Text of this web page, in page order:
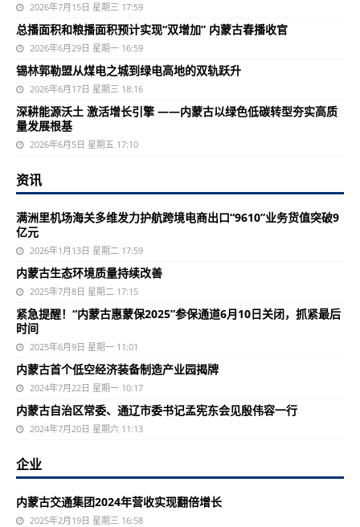
2026年7月15日 星期三 17:59
总播面积和粮播面积预计实现“双增加” 内蒙古春播收官
2026年6月29日 星期一 16:59
锡林郭勒盟从煤电之城到绿电高地的双轨跃升
2026年6月17日 星期三 18:16
深耕能源沃土 激活增长引擎 ——内蒙古以绿色低碳转型夯实高质
量发展根基
2026年6月5日 星期五 17:10
资讯
满洲里机场海关多维发力护航跨境电商出口“9610”业务货值突破9
亿元
2026年1月13日 星期二 17:59
内蒙古生态环境质量持续改善
2025年7月8日 星期二 17:15
紧急提醒！“内蒙古惠蒙保2025”参保通道6月10日关闭，抓紧最后
时间
2025年6月9日 星期一 11:01
内蒙古首个低空经济装备制造产业园揭牌
2024年7月22日 星期一 10:17
内蒙古自治区常委、通辽市委书记孟宪东会见殷伟容一行
2024年7月20日 星期六 11:13
企业
内蒙古交通集团2024年营收实现翻倍增长
2025年2月19日 星期三 16:58